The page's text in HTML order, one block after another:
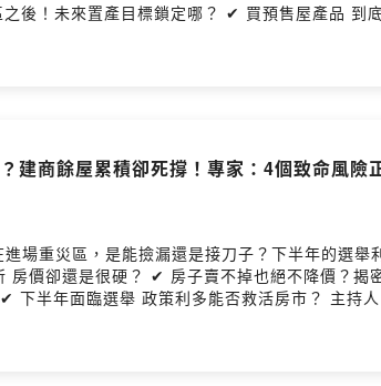
標鎖定哪？ ✔ 買預售屋產品 到底是賺到還是在高點？ 主持人：
by SoundOn
建商餘屋累積卻死撐！專家：4個致命風險
場重災區，是能撿漏還是接刀子？下半年的選
市？ 主持人：ETtoday房產雲副總編輯 詹宜軒 來賓：吉家網不動產董
by SoundOn